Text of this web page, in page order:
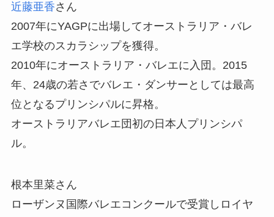
近藤亜香さん
2007年にYAGPに出場してオーストラリア・バレ
エ学校のスカラシップを獲得。
2010年にオーストラリア・バレエに入団。2015
年、24歳の若さでバレエ・ダンサーとしては最高
位となるプリンシパルに昇格。
オーストラリアバレエ団初の日本人プリンシパ
ル。
根本里菜さん
ローザンヌ国際バレエコンクールで受賞しロイヤ